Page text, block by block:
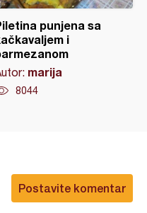
punjena sa
i
marija
8044
Postavite komentar